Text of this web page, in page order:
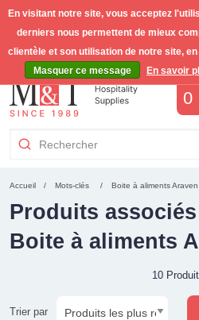
0
Accueil Mots-clés Boite à aliments Araven
Produits
Boite à aliments
10
Trier par
En visitant notre site, vous acceptez
derniers nous permettent de mieux
clientèle et son utilisation de notre site,
Masquer ce message
En savoir